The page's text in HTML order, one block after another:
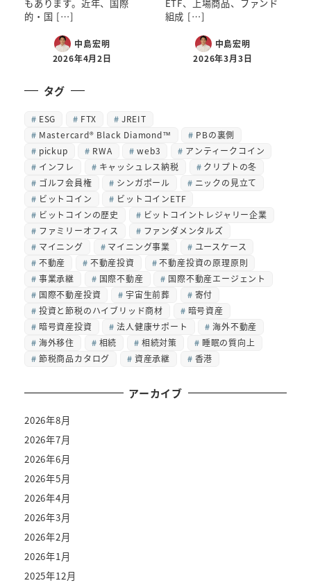
もあります。近年、国際
的・国 […]
中島宏明
2026年4月2日
ETF、上場商品、ファンド
組成 […]
中島宏明
2026年3月3日
タグ
ESG FTX
JREIT
Mastercard® Black Diamond™
PBの裏側
pickup
RWA web3
アンティークコイン
インフレ
キャッシュレス納税
クリプトの冬
ゴルフ会員権
シンガポール
ニックの見立て
ビットコイン
ビットコインETF
ビットコインの歴史
ビットコイントレジャリー企業
ファミリーオフィス
ファンダメンタルズ
マイニング
マイニング事業
ユースケース
不動産
不動産投資
不動産投資の原理原則
事業承継
国際不動産
国際不動産エージェント
国際不動産投資
宇宙生前葬
寄付
投資と節税のハイブリッド商材
暗号資産
暗号資産投資
法人健康サポート
海外不動産
海外移住
相続 相続対策
睡眠の質向上
節税商品カタログ
資産承継 香港
アーカイブ
2026年8月
2026年7月
2026年6月
2026年5月
2026年4月
2026年3月
2026年2月
2026年1月
2025年12月